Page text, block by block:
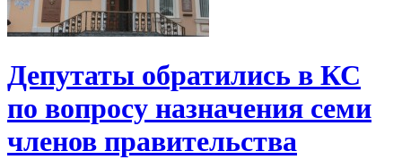
Депутаты обратились в КС
по вопросу назначения семи
членов правительства